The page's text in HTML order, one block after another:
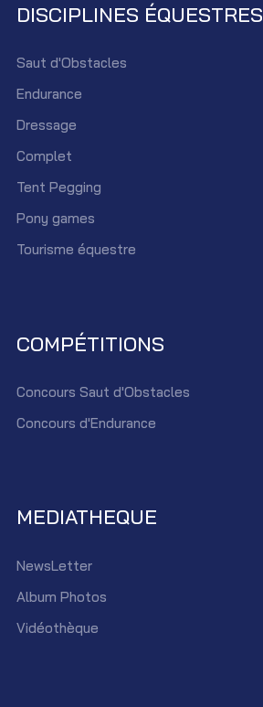
DISCIPLINES ÉQUESTRES
Saut d'Obstacles
Endurance
Dressage
Complet
Tent Pegging
Pony games
Tourisme équestre
COMPÉTITIONS
Concours Saut d'Obstacles
Concours d'Endurance
MEDIATHEQUE
NewsLetter
Album Photos
Vidéothèque